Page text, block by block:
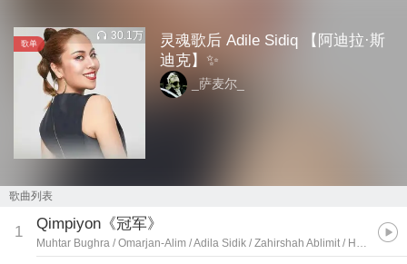
歌单
30.1万
灵魂歌后 Adile Sidiq 【阿迪拉·斯
迪克】✨
_萨麦尔_
歌曲列表
1 Qimpiyon《冠军》
Muhtar Bughra / Omarjan-Alim / Adila Sidik / Zahirshah Ablimit / Hoji Matkurban / Abdusami Arkin / Jalal Anwar